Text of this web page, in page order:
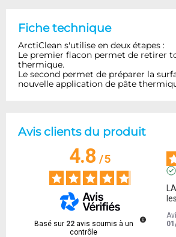
Fiche technique
ArctiClean s'utilise en deux étapes :
Le premier flacon permet de retirer
thermique.
Le second permet de préparer la
nouvelle application de pâte
Avis clients du produit
4.8/5
Basé sur 22 avis soumis à un
contrôle